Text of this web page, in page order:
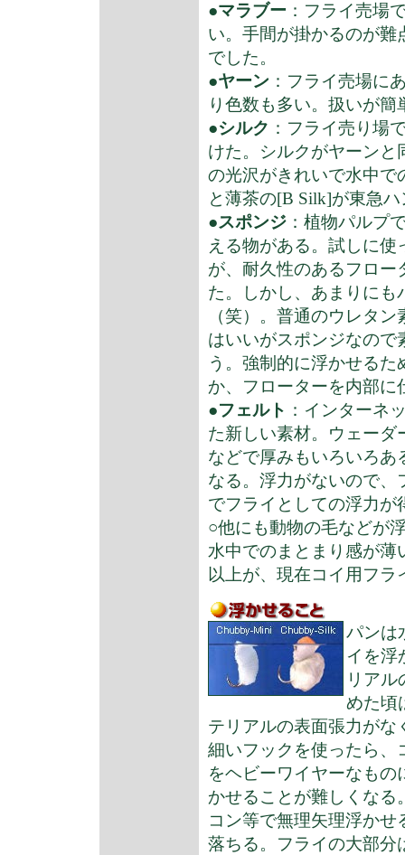
●マラブー ：フライ売場
い。手間が掛かるのが
でした。
●ヤーン ：フライ売場に
り色数も多い。扱いが簡
●シルク ：フライ売り場
けた。シルクがヤーン
の光沢がきれいで水中
と薄茶の[B Silk]が東急
●スポンジ ：植物パルプ
える物がある。試しに
が、耐久性のあるフロ
た。しかし、あまりに
（笑）。普通のウレタ
はいいがスポンジなの
う。強制的に浮かせる
か、フローターを内部に
●フェルト ：インターネ
た新しい素材。ウェー
などで厚みもいろいろ
なる。浮力がないので
でフライとしての浮力が
○他にも動物の毛などが
水中でのまとまり感が
以上が、現在コイ用フ
パンは
イを浮
リア
めた頃
テリアルの表面張力が
細いフックを使ったら、
をヘビーワイヤーなも
かせることが難しくな
コン等で無理矢理浮か
落ちる。フライの大部分